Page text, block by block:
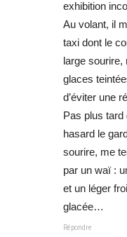
exhibition
Au volant, il
taxi dont le
large sourire,
glaces
d’éviter une
Pas plus tard
hasard le
sourire, me
par un waï :
et un léger
glacée…
Répondre